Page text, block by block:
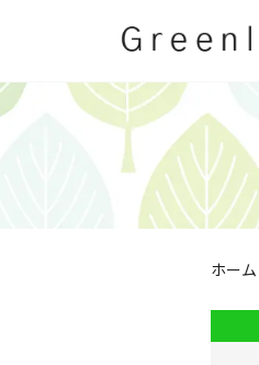
ホーム